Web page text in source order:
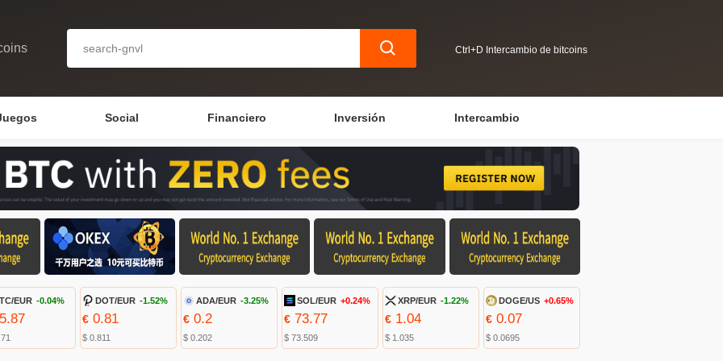
Ctrl+D Intercambio de bitcoins
Social Financiero Inversión Intercambio
EUR -0.04% DOT/EUR -1.52%
€0.81
$ 0.811
ADA/EUR -3.25%
€0.2
$ 0.202
SOL/EUR +0.24%
€ 73.77
$ 73.509
XRP/EUR -1.22%
€ 1.04
$ 1.035
DOGE/US +0.65%
€ 0.07
$ 0.0695